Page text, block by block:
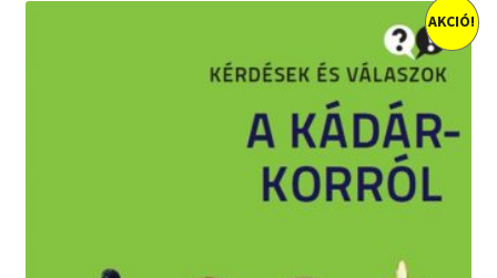
AKCIÓ!